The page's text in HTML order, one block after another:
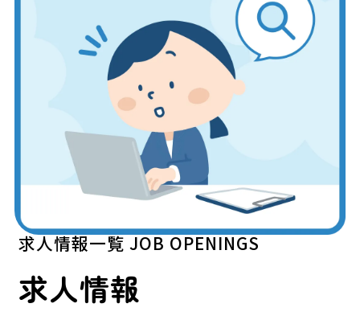
求人情報一覧JOB OPENINGS
求人情報